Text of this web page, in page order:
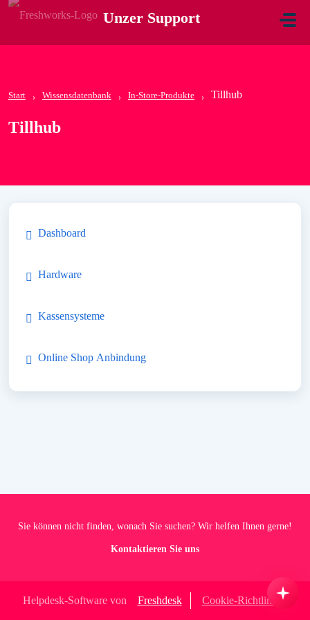
Zum hauptsächlichen Inhalt gehen
Unzer Support
Start Wissensdatenbank In-Store-Produkte Tillhub
Tillhub
Dashboard
Hardware
Kassensysteme
Online Shop Anbindung
Sie können nicht finden, wonach Sie suchen? Wir helfen Ihnen gerne!
Kontaktieren Sie uns
Helpdesk-Software von Freshdesk Cookie-Richtlinie